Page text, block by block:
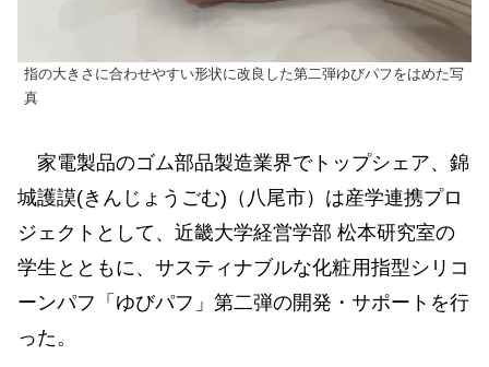
指の大きさに合わせやすい形状に改良した第二弾ゆびパフをはめた写
真
家電製品のゴム部品製造業界でトップシェア、錦
城護謨(きんじょうごむ)（八尾市）は産学連携プロ
ジェクトとして、近畿大学経営学部 松本研究室の
学生とともに、サスティナブルな化粧用指型シリコ
ーンパフ「ゆびパフ」第二弾の開発・サポートを行
った。